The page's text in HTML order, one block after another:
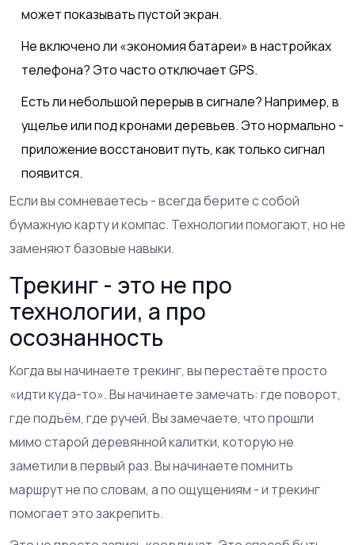
может показывать пустой экран.
Не включено ли «экономия батареи» в настройках
телефона? Это часто отключает GPS.
Есть ли небольшой перерыв в сигнале? Например, в
ущелье или под кронами деревьев. Это нормально -
приложение восстановит путь, как только сигнал
появится.
Если вы сомневаетесь - всегда берите с собой
бумажную карту и компас. Технологии помогают, но не
заменяют базовые навыки.
Трекинг - это не про
технологии, а про
осознанность
Когда вы начинаете трекинг, вы перестаёте просто
«идти куда-то». Вы начинаете замечать: где поворот,
где подъём, где ручей. Вы замечаете, что прошли
мимо старой деревянной калитки, которую не
заметили в первый раз. Вы начинаете помнить
маршрут не по словам, а по ощущениям - и трекинг
помогает это закрепить.